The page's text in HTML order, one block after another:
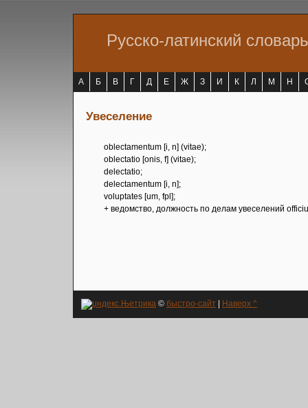
Русско-латинский словарь
А Б В Г Д Е Ж З И К Л М Н
Увеселение
oblectamentum [i, n] (vitae);
oblectatio [onis, f] (vitae);
delectatio;
delectamentum [i, n];
voluptates [um, fpl];
+ ведомство, должность по делам увеселений
© быстро-сайт | Наверх ^